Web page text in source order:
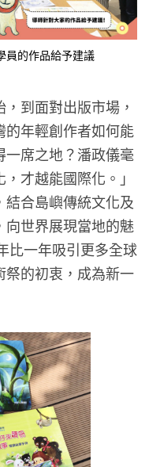
員的作品給予建議
到面對出版市場，
的年輕創作者如何能
席之地？潘政儀毫
才越能國際化。」
合島嶼傳統文化及
世界展現當地的魅
比一年吸引更多全球
祭的初衷，成為新一